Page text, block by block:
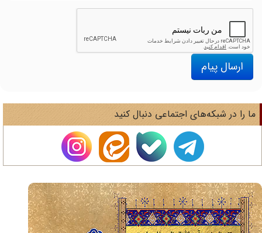
ارسال پیام
را در شبکه‌های اجتماعی دنبال کنید